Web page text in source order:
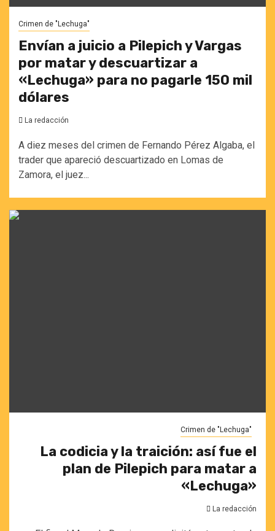
Crimen de "Lechuga"
Envían a juicio a Pilepich y Vargas
por matar y descuartizar a
«Lechuga» para no pagarle 150 mil
dólares
La redacción
A diez meses del crimen de Fernando Pérez Algaba, el
trader que apareció descuartizado en Lomas de
Zamora, el juez...
Crimen de "Lechuga"
La codicia y la traición: así fue el
plan de Pilepich para matar a
«Lechuga»
La redacción